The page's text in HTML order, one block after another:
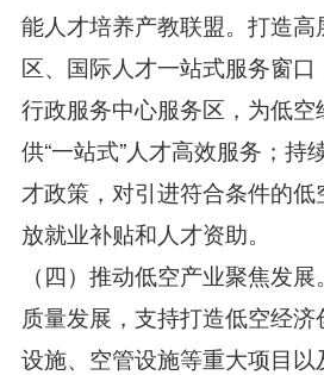
能人才培养产教联盟。打造
区、国际人才一站式服务窗
行政服务中心服务区，为低
供“一站式”人才高效服务；持
才政策，对引进符合条件的
放就业补贴和人才资助。
（四）推动低空产业聚焦发
质量发展，支持打造低空经
设施、空管设施等重大项目